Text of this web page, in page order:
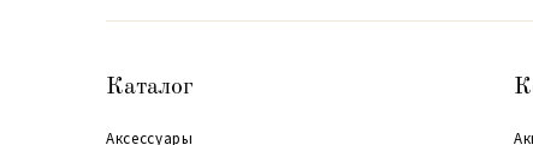
Каталог
Аксессуары